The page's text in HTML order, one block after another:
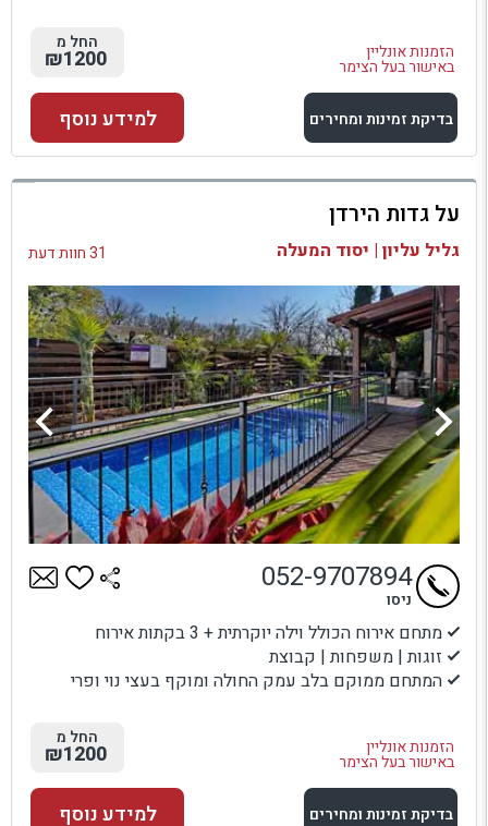
הזמנות אונליין
באישור בעל הצימר
החל מ
₪1200
בדיקת זמינות ומחירים
למתחם זה
בדיקת זמינות ומחירים
למידע נוסף
על גדות הירדן
גליל עליון | יסוד המעלה 31 חוות דעת
מתחם אירוח הכולל וילה יוקרתית + 3 בקתות אירוח
זוגות | משפחות | קבוצת
המתחם ממוקם בלב עמק החולה ומוקף בעצי נוי ופרי
הזמנות אונליין
באישור בעל הצימר
052-9707894
ניסו
החל מ
₪1200
בדיקת זמינות ומחירים למידע נוסף